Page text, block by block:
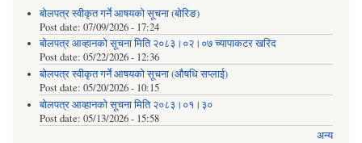
बोलपत्र स्वीकृत गर्ने आषयको सूचना (बोरिङ)
Post date: 07/09/2026 - 17:24
बोलपत्र आव्हानको सूचना मिति २०८३।०२।०७ च्यापाकटर खरिद
Post date: 05/22/2026 - 12:36
बोलपत्र स्वीकृत गर्ने आषयको सूचना (औषधि सप्लाई)
Post date: 05/20/2026 - 10:15
बोलपत्र आव्हानको सूचना मिति २०८३।०१।३०
Post date: 05/13/2026 - 15:58
अन्य